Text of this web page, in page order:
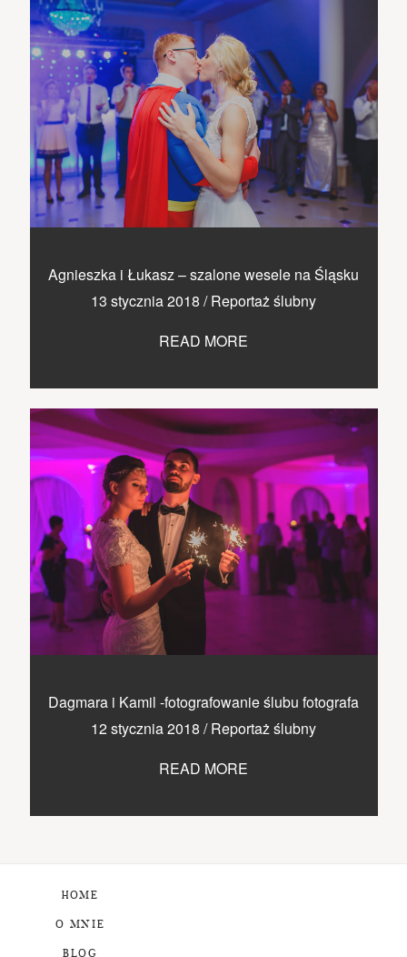
Agnieszka i Łukasz – szalone wesele na Śląsku
13 stycznia 2018 /Reportaż ślubny
READ MORE
Dagmara i Kamil -fotografowanie ślubu fotografa
12 stycznia 2018 /Reportaż ślubny
READ MORE
HOME
O MNIE
BLOG